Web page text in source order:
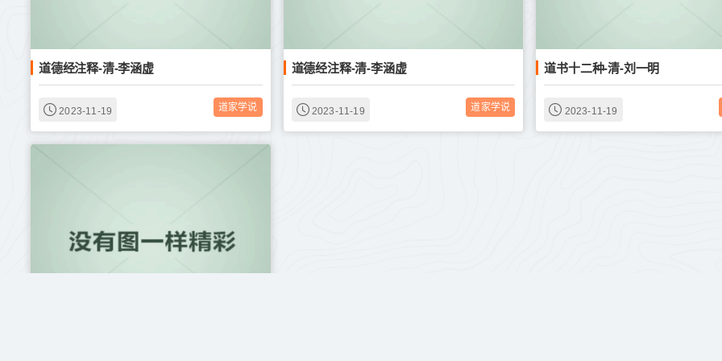
道德经注释-清-李涵虚
2023-11-19 道家学说
道德经注释-清-李涵虚
2023-11-19 道家学说
道书十二种-清-刘一明
2023-11-19